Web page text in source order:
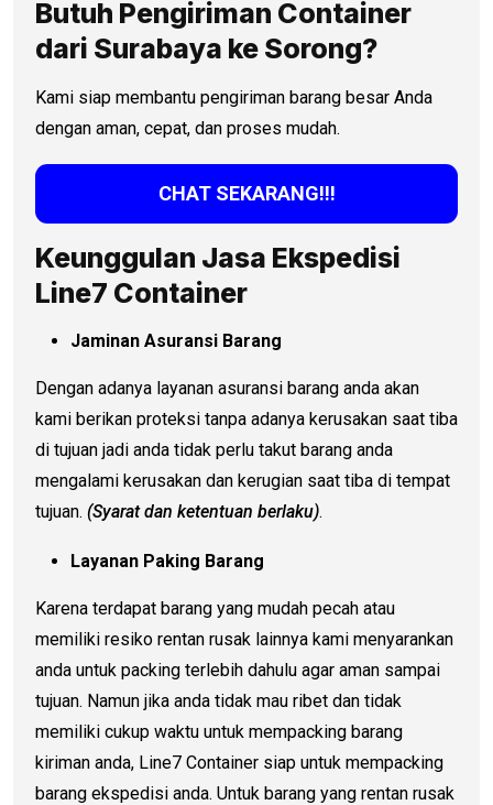
Butuh Pengiriman Container
dari Surabaya ke Sorong?
Kami siap membantu pengiriman barang besar Anda
dengan aman, cepat, dan proses mudah.
CHAT SEKARANG!!!
Keunggulan Jasa Ekspedisi
Line7 Container
Jaminan Asuransi Barang
Dengan adanya layanan asuransi barang anda akan
kami berikan proteksi tanpa adanya kerusakan saat tiba
di tujuan jadi anda tidak perlu takut barang anda
mengalami kerusakan dan kerugian saat tiba di tempat
tujuan. (Syarat dan ketentuan berlaku).
Layanan Paking Barang
Karena terdapat barang yang mudah pecah atau
memiliki resiko rentan rusak lainnya kami menyarankan
anda untuk packing terlebih dahulu agar aman sampai
tujuan. Namun jika anda tidak mau ribet dan tidak
memiliki cukup waktu untuk mempacking barang
kiriman anda, Line7 Container siap untuk mempacking
barang ekspedisi anda. Untuk barang yang rentan rusak